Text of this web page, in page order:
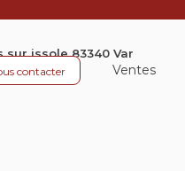
contacter Ventes
sur issole 83340 Var